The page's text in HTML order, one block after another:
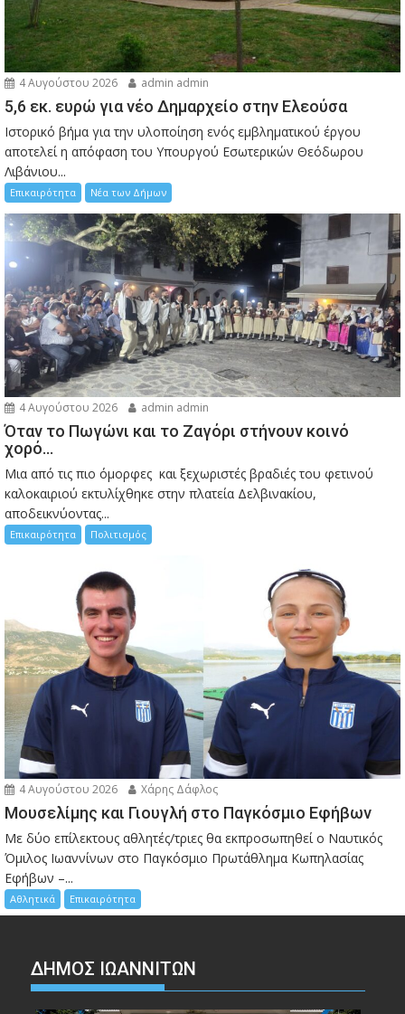
4 Αυγούστου 2026 admin admin
5,6 εκ. ευρώ για νέο Δημαρχείο στην Ελεούσα
Ιστορικό βήμα για την υλοποίηση ενός εμβληματικού έργου
αποτελεί η απόφαση του Υπουργού Εσωτερικών Θεόδωρου
Λιβάνιου...
Επικαιρότητα Νέα των Δήμων
4 Αυγούστου 2026 admin admin
Όταν το Πωγώνι και το Ζαγόρι στήνουν κοινό
χορό…
Μια από τις πιο όμορφες και ξεχωριστές βραδιές του φετινού
καλοκαιριού εκτυλίχθηκε στην πλατεία Δελβινακίου,
αποδεικνύοντας...
Επικαιρότητα Πολιτισμός
4 Αυγούστου 2026 Χάρης Δάφλος
Μουσελίμης και Γιουγλή στο Παγκόσμιο Εφήβων
Mε δύο επίλεκτους αθλητές/τριες θα εκπροσωπηθεί ο Ναυτικός
Όμιλος Ιωαννίνων στο Παγκόσμιο Πρωτάθλημα Κωπηλασίας
Εφήβων –...
Αθλητικά Επικαιρότητα
ΔΗΜΟΣ ΙΩΑΝΝΙΤΩΝ